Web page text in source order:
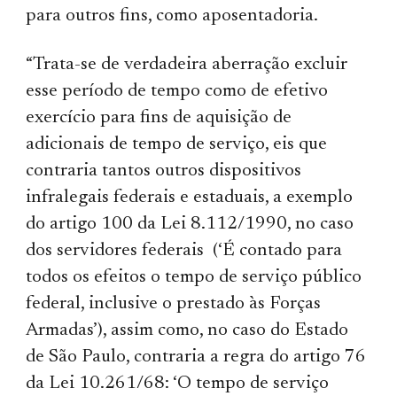
para outros fins, como aposentadoria.
“Trata-se de verdadeira aberração excluir
esse período de tempo como de efetivo
exercício para fins de aquisição de
adicionais de tempo de serviço, eis que
contraria tantos outros dispositivos
infralegais federais e estaduais, a exemplo
do artigo 100 da Lei 8.112/1990, no caso
dos servidores federais (‘É contado para
todos os efeitos o tempo de serviço público
federal, inclusive o prestado às Forças
Armadas’), assim como, no caso do Estado
de São Paulo, contraria a regra do artigo 76
da Lei 10.261/68: ‘O tempo de serviço